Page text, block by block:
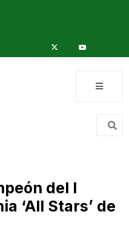
del I
‘All Stars’ de